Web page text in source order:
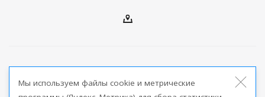
продукции
Мы используем файлы cookie и метрические